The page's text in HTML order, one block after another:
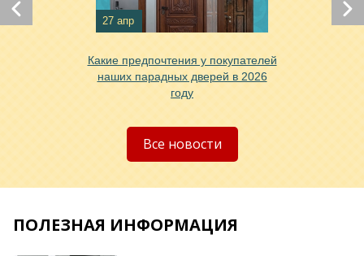
Хочу такую
27 апр
Какие предпочтения у покупателей
наших парадных дверей в 2026
году
Все новости
ПОЛЕЗНАЯ ИНФОРМАЦИЯ